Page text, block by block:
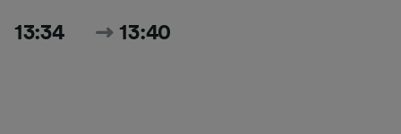
13:34 13:40